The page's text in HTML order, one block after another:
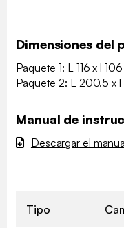
Dimensiones del
Paquete 1: L 116 x l
Paquete 2: L 200.5 x
Manual de
Descargar el
Tipo